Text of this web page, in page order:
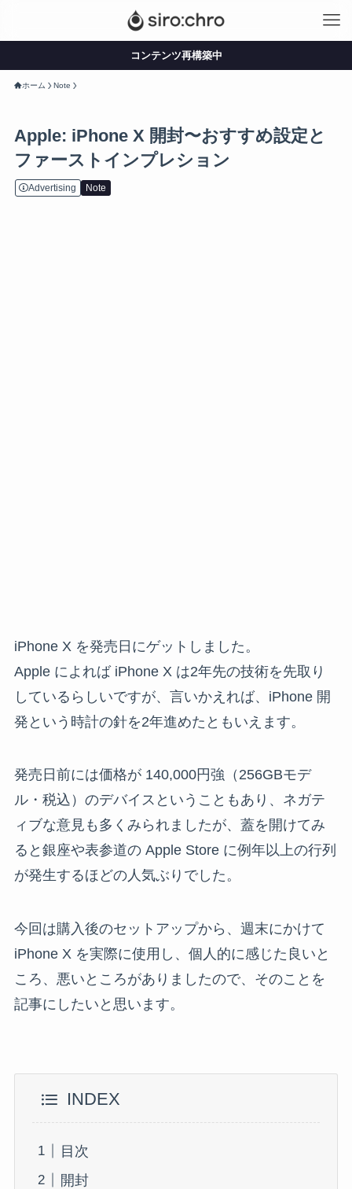
コンテンツ再構築中
ホーム Note
Apple: iPhone X 開封〜おすすめ設定と
ファーストインプレション
Advertising Note
iPhone X を発売日にゲットしました。
Apple によれば iPhone X は2年先の技術を先取り
しているらしいですが、言いかえれば、iPhone 開
発という時計の針を2年進めたともいえます。
発売日前には価格が 140,000円強（256GBモデ
ル・税込）のデバイスということもあり、ネガテ
ィブな意見も多くみられましたが、蓋を開けてみ
ると銀座や表参道の Apple Store に例年以上の行列
が発生するほどの人気ぶりでした。
今回は購入後のセットアップから、週末にかけて
iPhone X を実際に使用し、個人的に感じた良いと
ころ、悪いところがありましたので、そのことを
記事にしたいと思います。
INDEX
目次
開封